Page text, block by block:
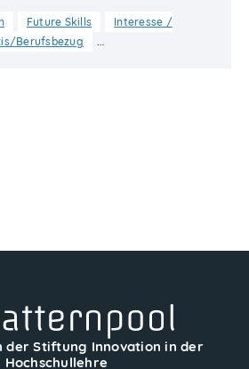
Future Skills
Interesse /
Berufsbezug
der Stiftung Innovation in der
Hochschullehre